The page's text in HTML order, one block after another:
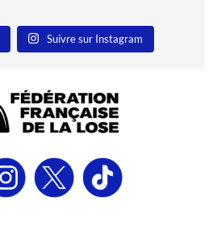
Suivre sur Instagram